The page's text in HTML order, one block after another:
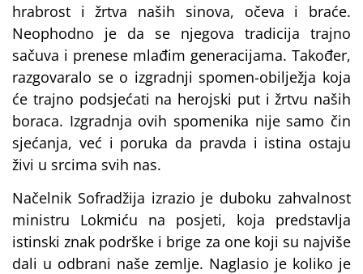
hrabrost i žrtva naših sinova, očeva i braće.
Neophodno je da se njegova tradicija trajno
sačuva i prenese mlađim generacijama. Također,
razgovaralo se o izgradnji spomen-obilježja koja
će trajno podsjećati na herojski put i žrtvu naših
boraca. Izgradnja ovih spomenika nije samo čin
sjećanja, već i poruka da pravda i istina ostaju
živi u srcima svih nas.
Načelnik Sofradžija izrazio je duboku zahvalnost
ministru Lokmiću na posjeti, koja predstavlja
istinski znak podrške i brige za one koji su najviše
dali u odbrani naše zemlje. Naglasio je koliko je